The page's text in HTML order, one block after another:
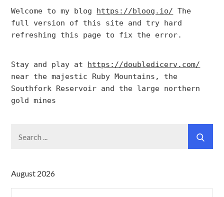
Welcome to my blog https://bloog.io/ The
full version of this site and try hard
refreshing this page to fix the error.
Stay and play at https://doubledicerv.com/
near the majestic Ruby Mountains, the
Southfork Reservoir and the large northern
gold mines
August 2026